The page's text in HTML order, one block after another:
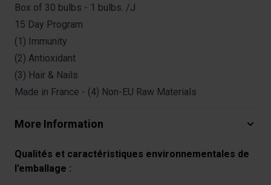
Box of 30 bulbs - 1 bulbs. /J
15 Day Program
(1) Immunity
(2) Antioxidant
(3) Hair & Nails
Made in France - (4) Non-EU Raw Materials
More Information
Qualités et caractéristiques environnementales de
l’emballage :